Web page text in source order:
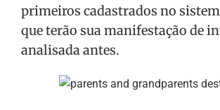
primeiros cadastrados no
que terão sua manifestação de
analisada antes.